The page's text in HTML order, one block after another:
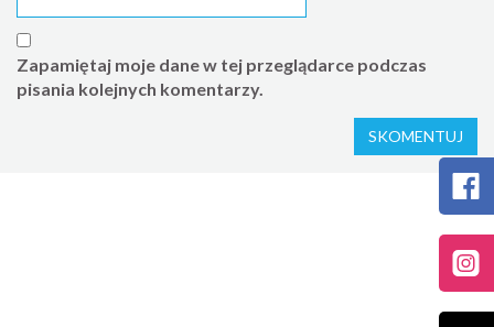
Zapamiętaj moje dane w tej przeglądarce podczas
pisania kolejnych komentarzy.